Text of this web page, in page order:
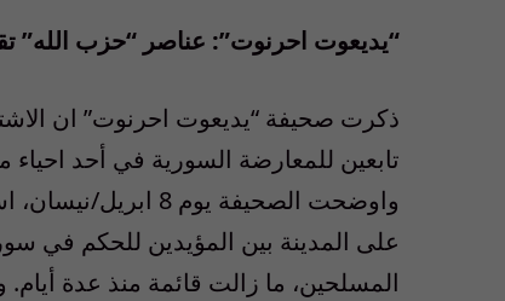
“يديعوت احرنوت”: عناصر “حزب
ذكرت صحيفة “يديعوت احرنوت” ان
تابعين للمعارضة السورية في أحد
واوضحت الصحيفة
على المدينة بين المؤيدين للحكم في
المسلحين، ما زالت قائمة منذ عدة